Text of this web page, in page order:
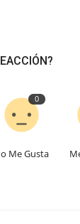
0
Me Gusta